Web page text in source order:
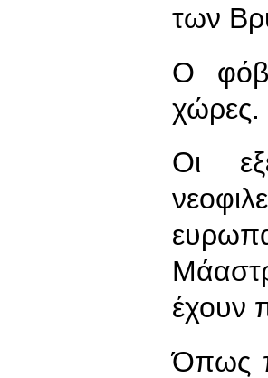
των
Ο
χώρες.
Οι
έχουν
Όπως